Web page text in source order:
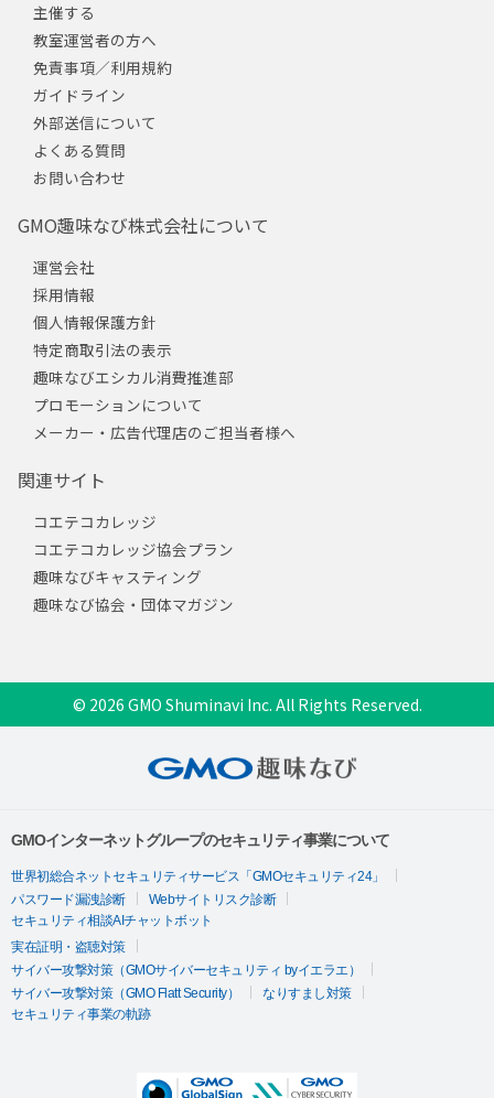
主催する
教室運営者の方へ
免責事項／利用規約
ガイドライン
外部送信について
よくある質問
お問い合わせ
GMO趣味なび株式会社について
運営会社
採用情報
個人情報保護方針
特定商取引法の表示
趣味なびエシカル消費推進部
プロモーションについて
メーカー・広告代理店のご担当者様へ
関連サイト
コエテコカレッジ
コエテコカレッジ協会プラン
趣味なびキャスティング
趣味なび協会・団体マガジン
© 2026 GMO Shuminavi Inc. All Rights Reserved.